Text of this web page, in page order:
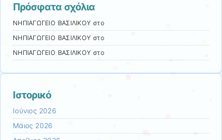
Πρόσφατα σχόλια
ΝΗΠΙΑΓΩΓΕΙΟ ΒΑΣΙΛΙΚΟΥ στο
ΝΗΠΙΑΓΩΓΕΙΟ ΒΑΣΙΛΙΚΟΥ στο
ΝΗΠΙΑΓΩΓΕΙΟ ΒΑΣΙΛΙΚΟΥ στο
Ιστορικό
Ιούνιος 2026
Μάιος 2026